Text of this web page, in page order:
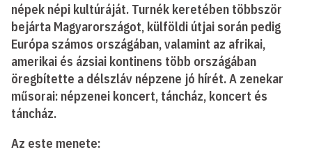
népek népi kultúráját. Turnék keretében többször
bejárta Magyarországot, külföldi útjai során pedig
Európa számos országában, valamint az afrikai,
amerikai és ázsiai kontinens több országában
öregbítette a délszláv népzene jó hírét. A zenekar
műsorai: népzenei koncert, táncház, koncert és
táncház.
Az este menete: